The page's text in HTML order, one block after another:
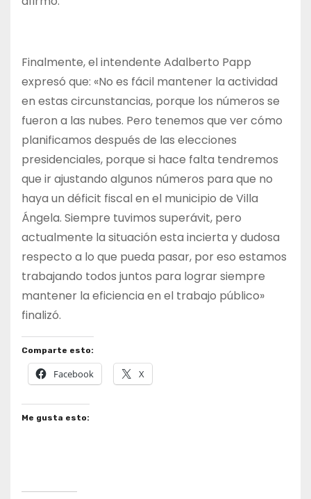
Finalmente, el intendente Adalberto Papp
expresó que: «No es fácil mantener la actividad
en estas circunstancias, porque los números se
fueron a las nubes. Pero tenemos que ver cómo
planificamos después de las elecciones
presidenciales, porque si hace falta tendremos
que ir ajustando algunos números para que no
haya un déficit fiscal en el municipio de Villa
Ángela. Siempre tuvimos superávit, pero
actualmente la situación esta incierta y dudosa
respecto a lo que pueda pasar, por eso estamos
trabajando todos juntos para lograr siempre
mantener la eficiencia en el trabajo público»
finalizó.
Comparte esto:
Facebook X
Me gusta esto: